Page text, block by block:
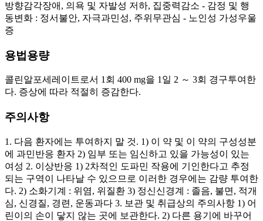
방향감각장애, 의욕 및 자발성 저하, 집중력감소 - 감정 및 행
동변화 : 정서불안, 자극과민성, 주위무관심 - 노인성 가성우울
증
용법용량
콜린알포세레이트로서 1회 400 mg을 1일 2 ～ 3회 경구투여한
다. 증상에 따라 적절히 증감한다.
주의사항
1. 다음 환자에는 투여하지 말 것. 1) 이 약 및 이 약의 구성성분
에 과민반응 환자 2) 임부 또는 임신하고 있을 가능성이 있는
여성 2. 이상반응 1) 2차적인 도파민 작용에 기인한다고 추정
되는 구역이 나타날 수 있으므로 이러한 경우에는 감량 투여한
다. 2) 소화기계 : 위염, 위질환 3) 정신신경계 : 졸음, 불면, 적개
심, 신경질, 경련, 운동과다 3. 보관 및 취급상의 주의사항 1) 어
린이의 손이 닿지 않는 곳에 보관한다. 2) 다른 용기에 바꾸어